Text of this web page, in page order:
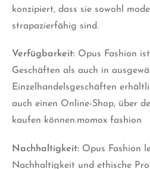
konzipiert, dass sie sowohl
strapazierfähig sind.
Verfügbarkeit: Opus Fashion
Geschäften als auch in
Einzelhandelsgeschäften
auch einen Online-Shop, über
kaufen können.momox fashion
Nachhaltigkeit: Opus Fashion
Nachhaltigkeit und ethische